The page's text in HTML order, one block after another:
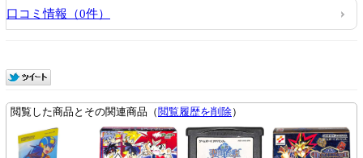
口コミ情報（0件）